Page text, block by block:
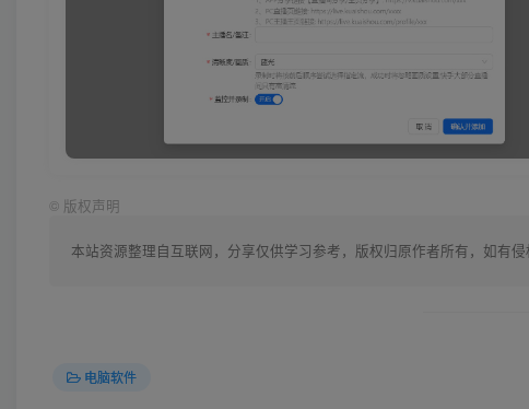
© 版权声明
本站资源整理自互联网，分享仅供学习参考，版权归原作者所有，如有侵
电脑软件